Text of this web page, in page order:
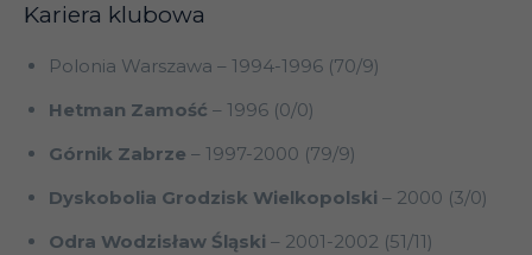
Kariera klubowa
Polonia Warszawa – 1994-1996 (70/9)
Hetman Zamość – 1996 (0/0)
Górnik Zabrze – 1997-2000 (79/9)
Dyskobolia Grodzisk Wielkopolski – 2000 (3/0)
Odra Wodzisław Śląski – 2001-2002 (51/11)